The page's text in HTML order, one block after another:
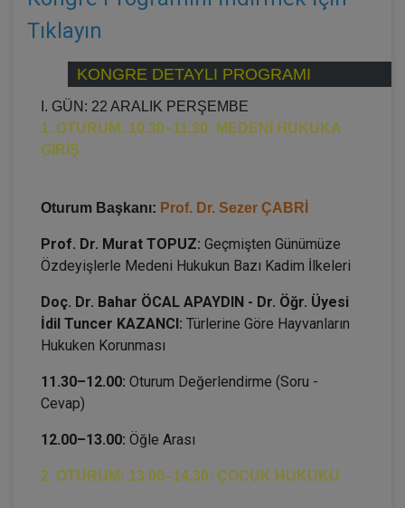
Tıklayın
KONGRE DETAYLI PROGRAMI
I. GÜN: 22 ARALIK PERŞEMBE
1. OTURUM: 10.30–11.30: MEDENİ HUKUKA
GİRİŞ
Oturum Başkanı: Prof. Dr. Sezer ÇABRİ
Prof. Dr. Murat TOPUZ: Geçmişten Günümüze
Özdeyişlerle Medeni Hukukun Bazı Kadim İlkeleri
Doç. Dr. Bahar ÖCAL APAYDIN - Dr. Öğr. Üyesi
İdil Tuncer KAZANCI: Türlerine Göre Hayvanların
Hukuken Korunması
11.30–12.00: Oturum Değerlendirme (Soru -
Cevap)
12.00–13.00: Öğle Arası
2. OTURUM: 13.00–14.30: ÇOCUK HUKUKU